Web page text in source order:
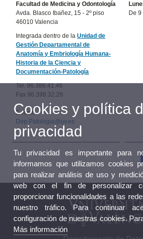
Facultad de Medicina y Odontología
Avda. Blasco Ibañez, 15 - 2º piso
46010 Valencia
Integrada dentro de laUnidad de
Gestión Departamental de
Anatomía y Embriología Humana-
Historia de la Ciencia y
Documentación-Patología
Tel. 96.386.41.46
Fax 96.398.32.26
E-mail:
Dep.Patologia@uv.es
De
Cookies y política
privacidad
Tu privacidad es importante para
informamos que utilizamos cookies
para realizar análisis de uso y
web con el fin de personalizar
proporcionar funcionalidades a las
nuestro tráfico. Para continuar
configuración de nuestras cookies.
Más información